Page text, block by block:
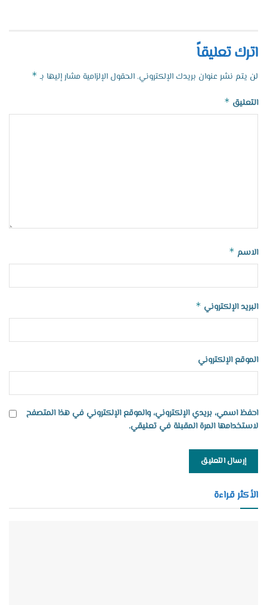
اترك تعليقاً
لن يتم نشر عنوان بريدك الإلكتروني.الحقول الإلزامية مشار إليها بـ *
التعليق *
الاسم *
البريد الإلكتروني *
الموقع الإلكتروني
احفظ اسمي، بريدي الإلكتروني، والموقع الإلكتروني في هذا المتصفح
لاستخدامها المرة المقبلة في تعليقي.
الأكثر قراءة